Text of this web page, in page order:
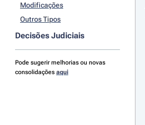
Modificações
Outros Tipos
Decisões Judiciais
Pode sugerir melhorias ou novas
consolidações aqui